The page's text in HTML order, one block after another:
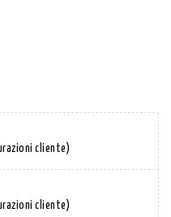
cliente)
cliente)